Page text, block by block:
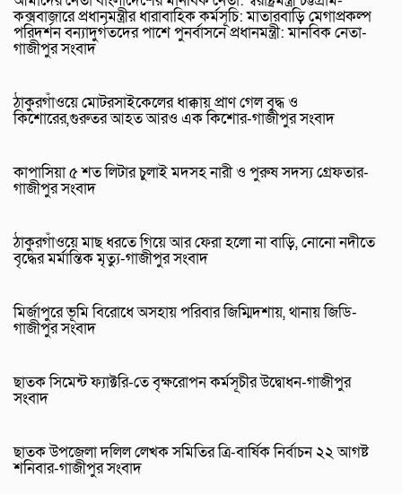
কক্সবাজারে প্রধানমন্ত্রীর ধারাবাহিক কর্মসূচি: মাতারবাড়ি মেগাপ্রকল্প
পরিদর্শন বন্যাদুর্গতদের পাশে পুনর্বাসনে প্রধানমন্ত্রী: মানবিক নেতা-
গাজীপুর সংবাদ
ঠাকুরগাঁওয়ে মোটরসাইকেলের ধাক্কায় প্রাণ গেল বৃদ্ধ ও
কিশোরের,গুরুতর আহত আরও এক কিশোর-গাজীপুর সংবাদ
কাপাসিয়া ৫ শত লিটার চুলাই মদসহ নারী ও পুরুষ সদস্য গ্রেফতার-
গাজীপুর সংবাদ
ঠাকুরগাঁওয়ে মাছ ধরতে গিয়ে আর ফেরা হলো না বাড়ি, নোনো নদীতে
বৃদ্ধের মর্মান্তিক মৃত্যু-গাজীপুর সংবাদ
মির্জাপুরে ভূমি বিরোধে অসহায় পরিবার জিম্মিদশায়, থানায় জিডি-
গাজীপুর সংবাদ
ছাতক সিমেন্ট ফ্যাক্টরি-তে বৃক্ষরোপন কর্মসূচীর উদ্বোধন-গাজীপুর
সংবাদ
ছাতক উপজেলা দলিল লেখক সমিতির ত্রি-বার্ষিক নির্বাচন ২২ আগষ্ট
শনিবার-গাজীপুর সংবাদ